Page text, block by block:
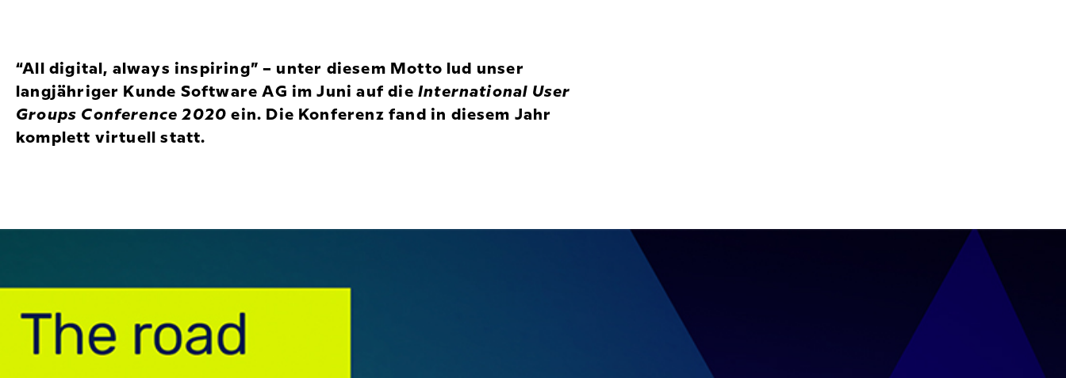
“All digital, always inspiring” – unter diesem Motto lud unser
langjähriger Kunde Software AG im Juni auf die International User
Groups Conference 2020 ein. Die Konferenz fand in diesem Jahr
komplett virtuell statt.